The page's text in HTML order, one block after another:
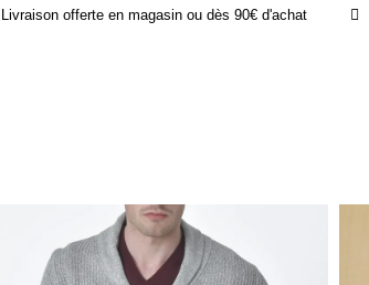
Livraison offerte en magasin ou dès 90€ d'achat